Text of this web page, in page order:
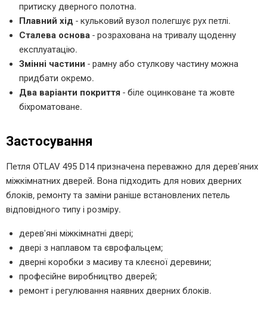
притиску дверного полотна.
Плавний хід - кульковий вузол полегшує рух петлі.
Сталева основа - розрахована на тривалу щоденну
експлуатацію.
Змінні частини - рамну або стулкову частину можна
придбати окремо.
Два варіанти покриття - біле оцинковане та жовте
біхроматоване.
Застосування
Петля OTLAV 495 D14 призначена переважно для дерев'яних
міжкімнатних дверей. Вона підходить для нових дверних
блоків, ремонту та заміни раніше встановлених петель
відповідного типу і розміру.
дерев'яні міжкімнатні двері;
двері з наплавом та єврофальцем;
дверні коробки з масиву та клеєної деревини;
професійне виробництво дверей;
ремонт і регулювання наявних дверних блоків.